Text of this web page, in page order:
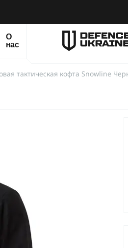
О
нас
тактическая кофта Snowline